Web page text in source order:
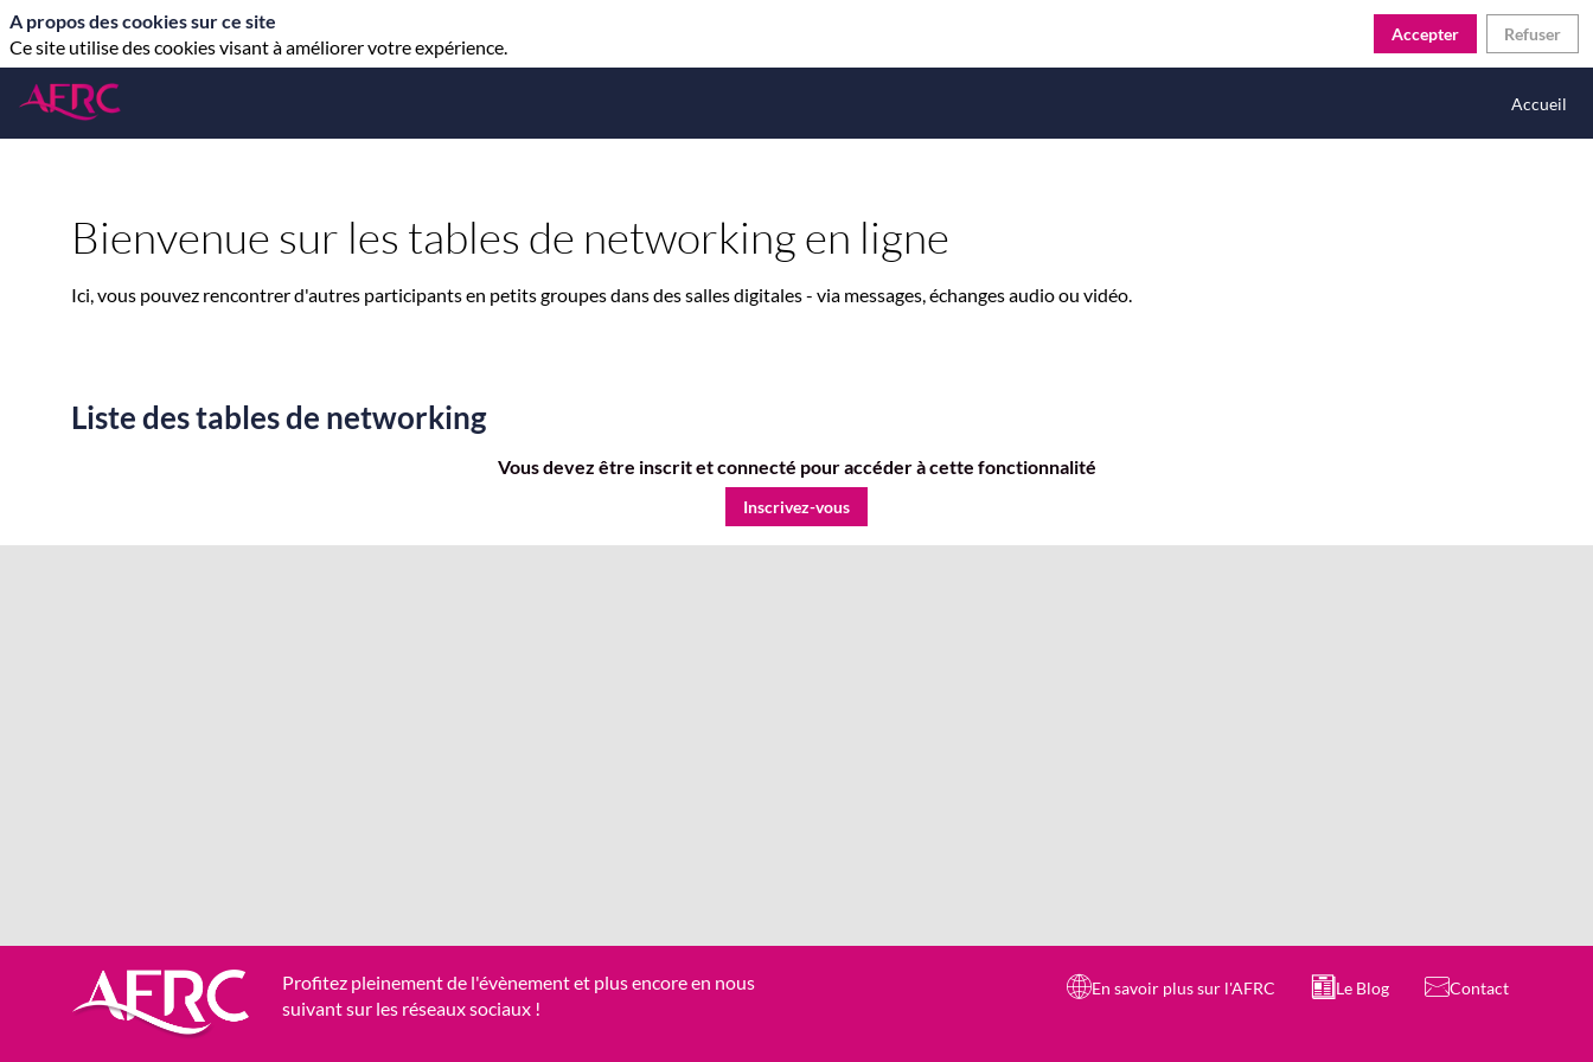
Accueil
Bienvenue sur les tables de networking en ligne
Ici, vous pouvez rencontrer d'autres participants en petits groupes dans des salles digitales - via messages, échanges audio ou vidéo.
Liste des tables de networking
Vous devez être inscrit et connecté pour accéder à cette fonctionnalité
Inscrivez-vous
Profitez pleinement de l'évènement et plus encore en nous
suivant sur les réseaux sociaux !
En savoir plus sur l'AFRC Le Blog Contact
A propos des cookies sur ce site
Ce site utilise des cookies visant à améliorer votre expérience.
Accepter Refuser